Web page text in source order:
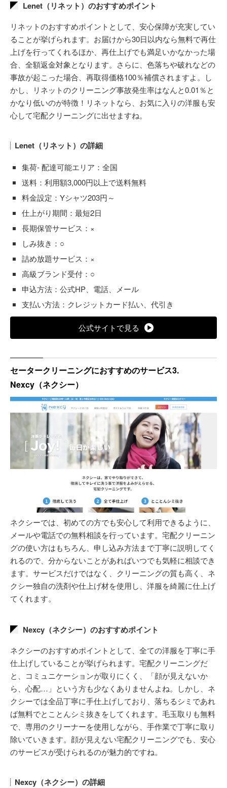
Lenet（リネット）のおすすめポイント
リネットのおすすめポイントとして、安心保障が充実してい
ることが挙げられます。お届けから30日以内なら無料で再仕
上げを行ってくれるほか、再仕上げでも満足いかなかった場
合、全額返金対象となります。さらに、色落ちや破れなどの
事故が起こった場合、再取得価格100％補償されますよ。し
かし、リネットのクリーニング事故発生率はなんと0.01％と
かなり低いのが特徴！リネットなら、お気に入りの洋服も安
心して宅配クリーニングに出せますね。
Lenet（リネット）の詳細
集荷- 配達可能エリア：全国
送料：利用額3,000円以上で送料無料
料金設定：Yシャツ203円～
仕上がり期間：最短2日
長期保管サービス：×
しみ抜き：○
詰め放題サービス：×
高級ブランド受付：○
申込方法：公式HP、電話、メール
支払い方法：クレジットカード払い、代引き
公式サイトで見る
セータークリーニングにおすすめのサービス3.
Nexcy（ネクシー）
ネクシーでは、初めての方でも安心して利用できるように、
メールや電話での無料相談を行っています。宅配クリーニン
グの使い方はもちろん、申し込み方法まで丁寧に説明してく
れるので、分からないことがあればいつでも気軽に相談でき
ます。サービスだけではなく、クリーニングの質も高く、ネ
クシー独自の洗剤や仕上げ材を使用し、洋服を綺麗に仕上げ
てくれます。
Nexcy（ネクシー）のおすすめポイント
ネクシーのおすすめポイントとして、全ての洋服を丁寧に手
仕上げしていることが挙げられます。宅配クリーニングだ
と、コミュニケーションが取りにくく、「顔が見えないか
ら、心配…」という方も少なくありませんよね。しかし、ネ
クシーでは全品丁寧に手仕上げしており、落ちるシミであれ
ば無料でとことんシミ抜きをしてくれます。毛玉取りも無料
で、専用のクリーナーを使用しながら、手作業で丁寧に取り
除いていきます。顔が見えない宅配クリーニングでも、安心
のサービスが受けられるのが魅力的ですね。
Nexcy（ネクシー）の詳細